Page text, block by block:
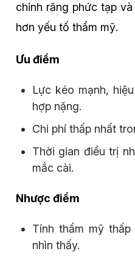
chỉnh răng phức tạp
hơn yếu tố thẩm mỹ.
Ưu điểm
Lực kéo mạnh,
hợp nặng.
Chi phí thấp nhất
Thời gian điều trị
mắc cài.
Nhược điểm
Tính thẩm mỹ
nhìn thấy.